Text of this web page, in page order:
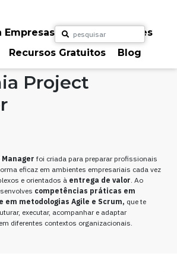
Empresas
Para Particulares
Recursos Gratuitos Blog
de Projetos
Project
foi criada para preparar profissionais
eficaz em ambientes empresariais cada vez
e orientados à entrega de valor. Ao
competências práticas em
em metodologias Agile e Scrum, que te
executar, acompanhar e adaptar
diferentes contextos organizacionais.